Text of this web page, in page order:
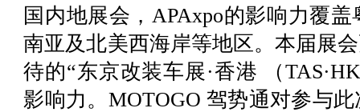
国内地展会，APAxpo的影响力覆
南亚及北美西海岸等地区。本届展
待的“东京改装车展·香港 （
影响力。MOTOGO 驾势通对参与